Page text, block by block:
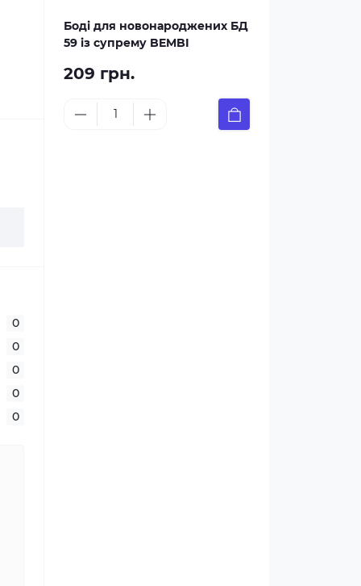
0
0
0
0
0
Боді для новонароджених БД
59 із супрему BEMBI
209 грн.